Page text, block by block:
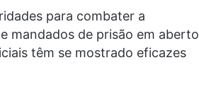
para combater a
mandados de prisão em aberto
têm se mostrado eficazes